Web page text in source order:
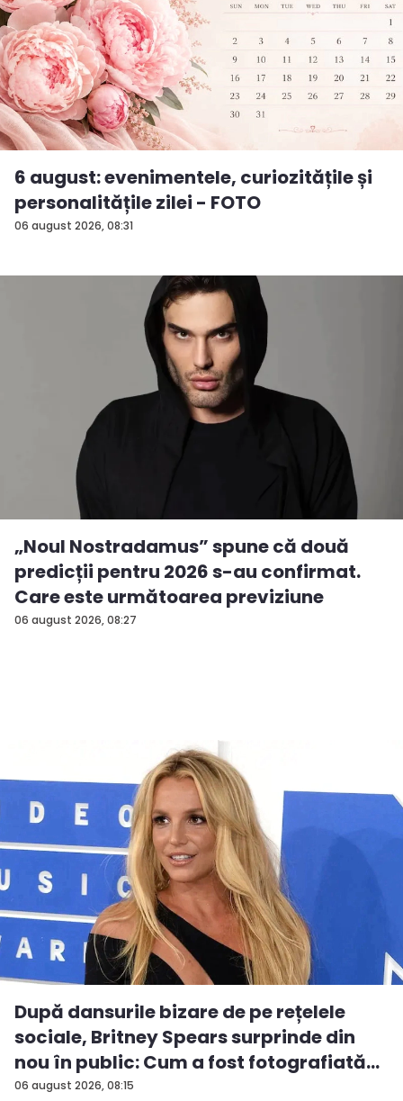
06 august 2026, 08:31
6 august: evenimentele, curiozitățile și
personalitățile zilei - FOTO
06 august 2026, 08:27
„Noul Nostradamus” spune că două
predicții pentru 2026 s-au confirmat.
Care este următoarea previziune
06 august 2026, 08:15
După dansurile bizare de pe rețelele
sociale, Britney Spears surprinde din
nou în public: Cum a fost fotografiată
î...